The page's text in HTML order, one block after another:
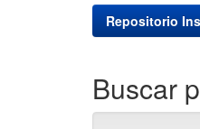
Repositorio
Buscar